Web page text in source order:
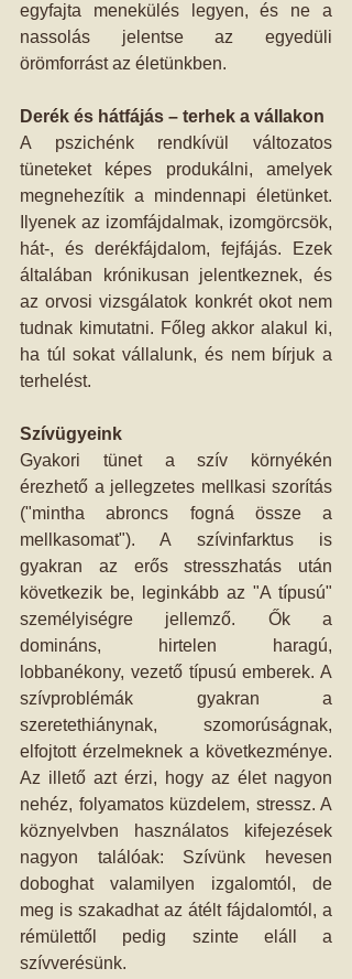
egyfajta menekülés legyen, és ne a
nassolás jelentse az egyedüli
örömforrást az életünkben.
Derék és hátfájás – terhek a vállakon
A pszichénk rendkívül változatos
tüneteket képes produkálni, amelyek
megnehezítik a mindennapi életünket.
Ilyenek az izomfájdalmak, izomgörcsök,
hát-, és derékfájdalom, fejfájás. Ezek
általában krónikusan jelentkeznek, és
az orvosi vizsgálatok konkrét okot nem
tudnak kimutatni. Főleg akkor alakul ki,
ha túl sokat vállalunk, és nem bírjuk a
terhelést.
Szívügyeink
Gyakori tünet a szív környékén
érezhető a jellegzetes mellkasi szorítás
("mintha abroncs fogná össze a
mellkasomat"). A szívinfarktus is
gyakran az erős stresszhatás után
következik be, leginkább az "A típusú"
személyiségre jellemző. Ők a
domináns, hirtelen haragú,
lobbanékony, vezető típusú emberek. A
szívproblémák gyakran a
szeretethiánynak, szomorúságnak,
elfojtott érzelmeknek a következménye.
Az illető azt érzi, hogy az élet nagyon
nehéz, folyamatos küzdelem, stressz. A
köznyelvben használatos kifejezések
nagyon találóak: Szívünk hevesen
doboghat valamilyen izgalomtól, de
meg is szakadhat az átélt fájdalomtól, a
rémülettől pedig szinte eláll a
szívverésünk.